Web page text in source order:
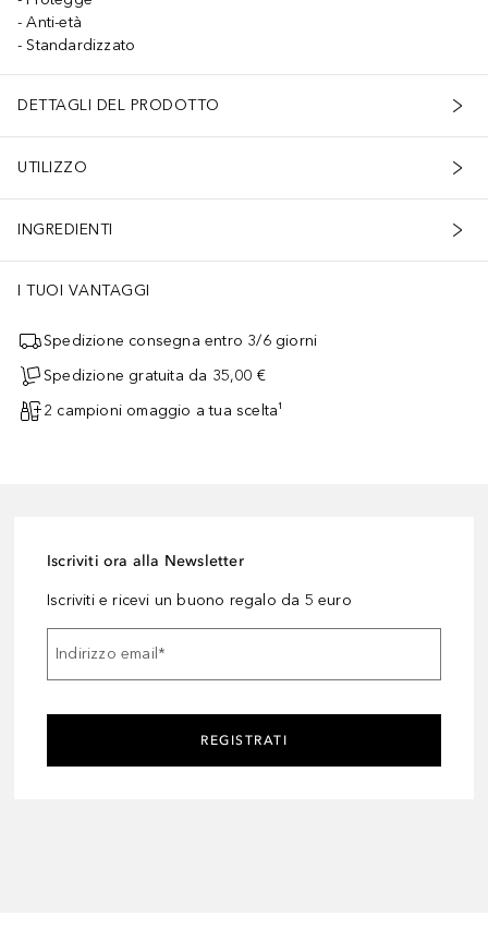
Anti-età
Standardizzato
DETTAGLI DEL PRODOTTO
UTILIZZO
INGREDIENTI
I TUOI VANTAGGI
Spedizione consegna entro 3/6 giorni
Spedizione gratuita da 35,00 €
2 campioni omaggio a tua scelta¹
Iscriviti ora alla Newsletter
Iscriviti e ricevi un buono regalo da 5 euro
Indirizzo email*
REGISTRATI